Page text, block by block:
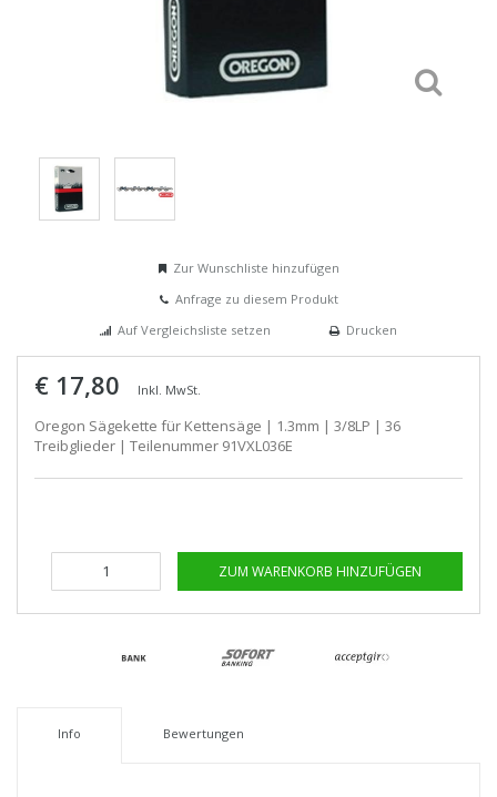
Zur Wunschliste hinzufügen
Anfrage zu diesem Produkt
Auf Vergleichsliste setzen
Drucken
€ 17,80 Inkl. MwSt.
Oregon Sägekette für Kettensäge | 1.3mm | 3/8LP | 36
Treibglieder | Teilenummer 91VXL036E
ZUM WARENKORB HINZUFÜGEN
Info Bewertungen